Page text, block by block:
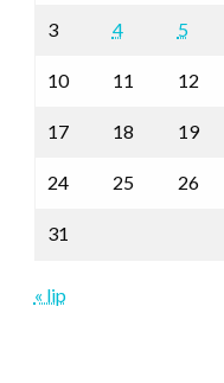
3 4 5
10 11 12
17 18 19
24 25 26
31
« lip